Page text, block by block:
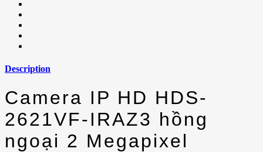
Description
Camera IP HD HDS-
2621VF-IRAZ3 hồng
ngoại 2 Megapixel